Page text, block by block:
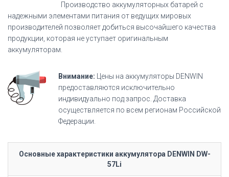
Производство аккумуляторных батарей с
надежными элементами питания от ведущих мировых
производителей позволяет добиться высочайшего качества
продукции, которая не уступает оригинальным
аккумуляторам.
Внимание: Цены на аккумуляторы DENWIN
предоставляются исключительно
индивидуально под запрос. Доставка
осуществляется по всем регионам Российской
Федерации.
Основные характеристики аккумулятора DENWIN DW-
57Li